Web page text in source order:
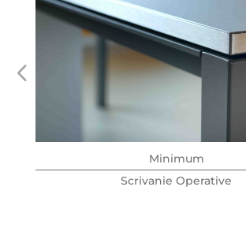
Minimum
Scrivanie Operative